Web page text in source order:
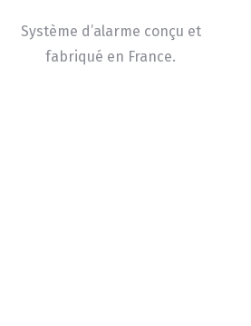
Système d’alarme conçu et
fabriqué en France.